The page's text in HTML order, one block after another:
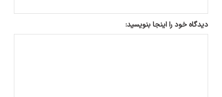
دیدگاه خود را اینجا بنویسید: